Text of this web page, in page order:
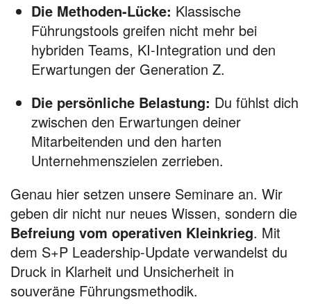
Die Methoden-Lücke: Klassische
Führungstools greifen nicht mehr bei
hybriden Teams, KI-Integration und den
Erwartungen der Generation Z.
Die persönliche Belastung: Du fühlst dich
zwischen den Erwartungen deiner
Mitarbeitenden und den harten
Unternehmenszielen zerrieben.
Genau hier setzen unsere Seminare an. Wir
geben dir nicht nur neues Wissen, sondern die
Befreiung vom operativen Kleinkrieg. Mit
dem S+P Leadership-Update verwandelst du
Druck in Klarheit und Unsicherheit in
souveräne Führungsmethodik.